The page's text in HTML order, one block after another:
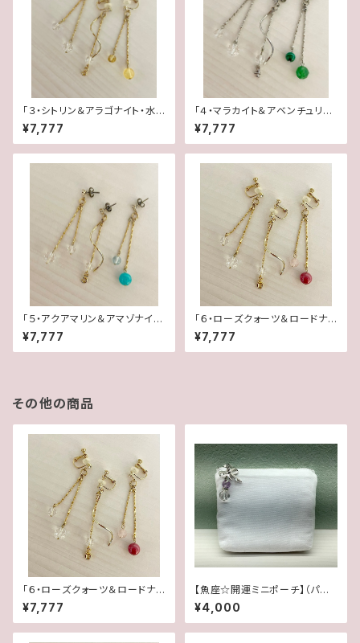
「３・シトリン＆アラゴナイト・水
晶」【3WAY 数字イヤリング＆ピ
アス】
¥7,777
「４・マラカイト＆アベンチュリ
ン・水晶」【3WAY 数字イヤリン
グ＆ピアス】
¥7,777
「５・アクアマリン＆アマゾナイ
ト・水晶」【3WAY 数字イヤリン
グ＆ピアス】
¥7,777
「６・ローズクォーツ＆ロードナイ
ト・水晶」【3WAY 数字イヤリン
グ＆ピアス】
¥7,777
その他の商品
「６・ローズクォーツ＆ロードナイ
ト・水晶」【3WAY 数字イヤリン
グ＆ピアス】
¥7,777
【魚座☆開運ミニポーチ】（パワ
ーストーンブレス専用にも最適）
¥4,000